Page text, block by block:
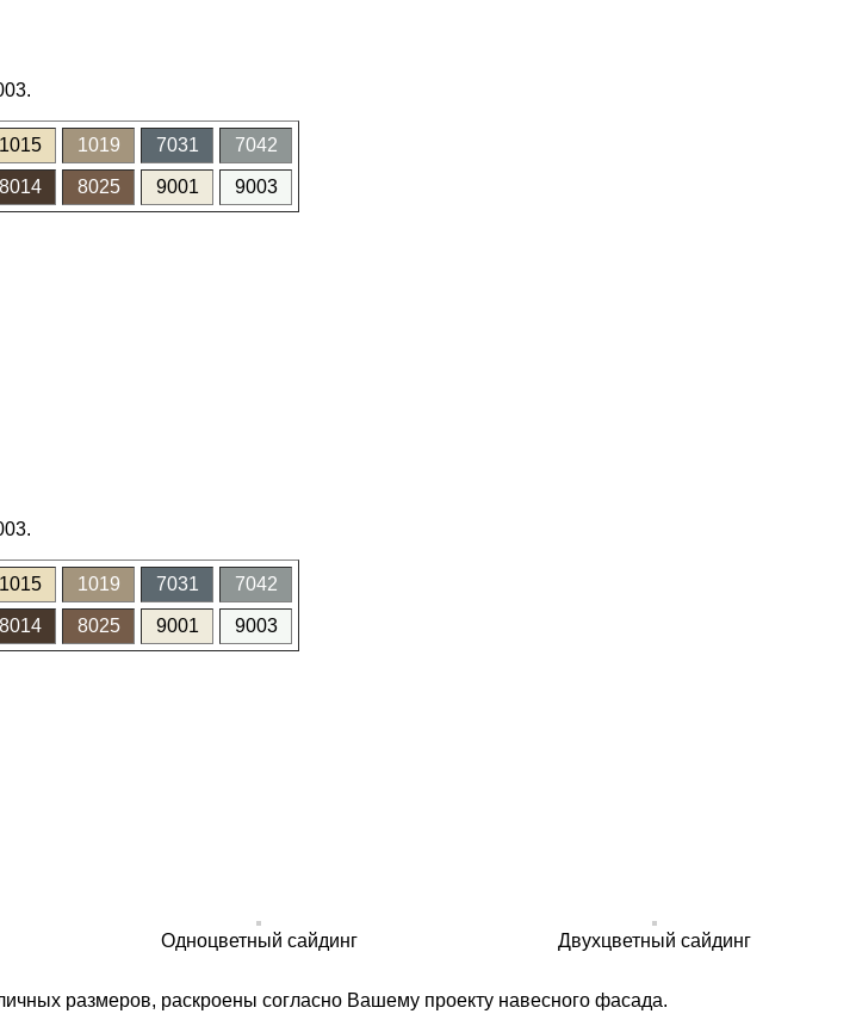
1015 1019 7031 7042
8014 8025 9001 9003
1015 1019 7031 7042
8014 8025 9001 9003
Одноцветный сайдинг Двухцветный сайдинг
размеров, раскроены согласно Вашему проекту навесного фасада.